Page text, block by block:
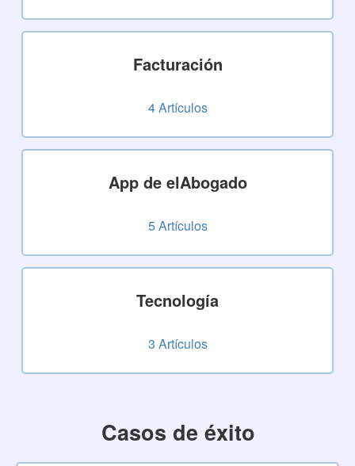
Facturación
4Artículos
App de elAbogado
5Artículos
Tecnología
3 Artículos
Casos de éxito